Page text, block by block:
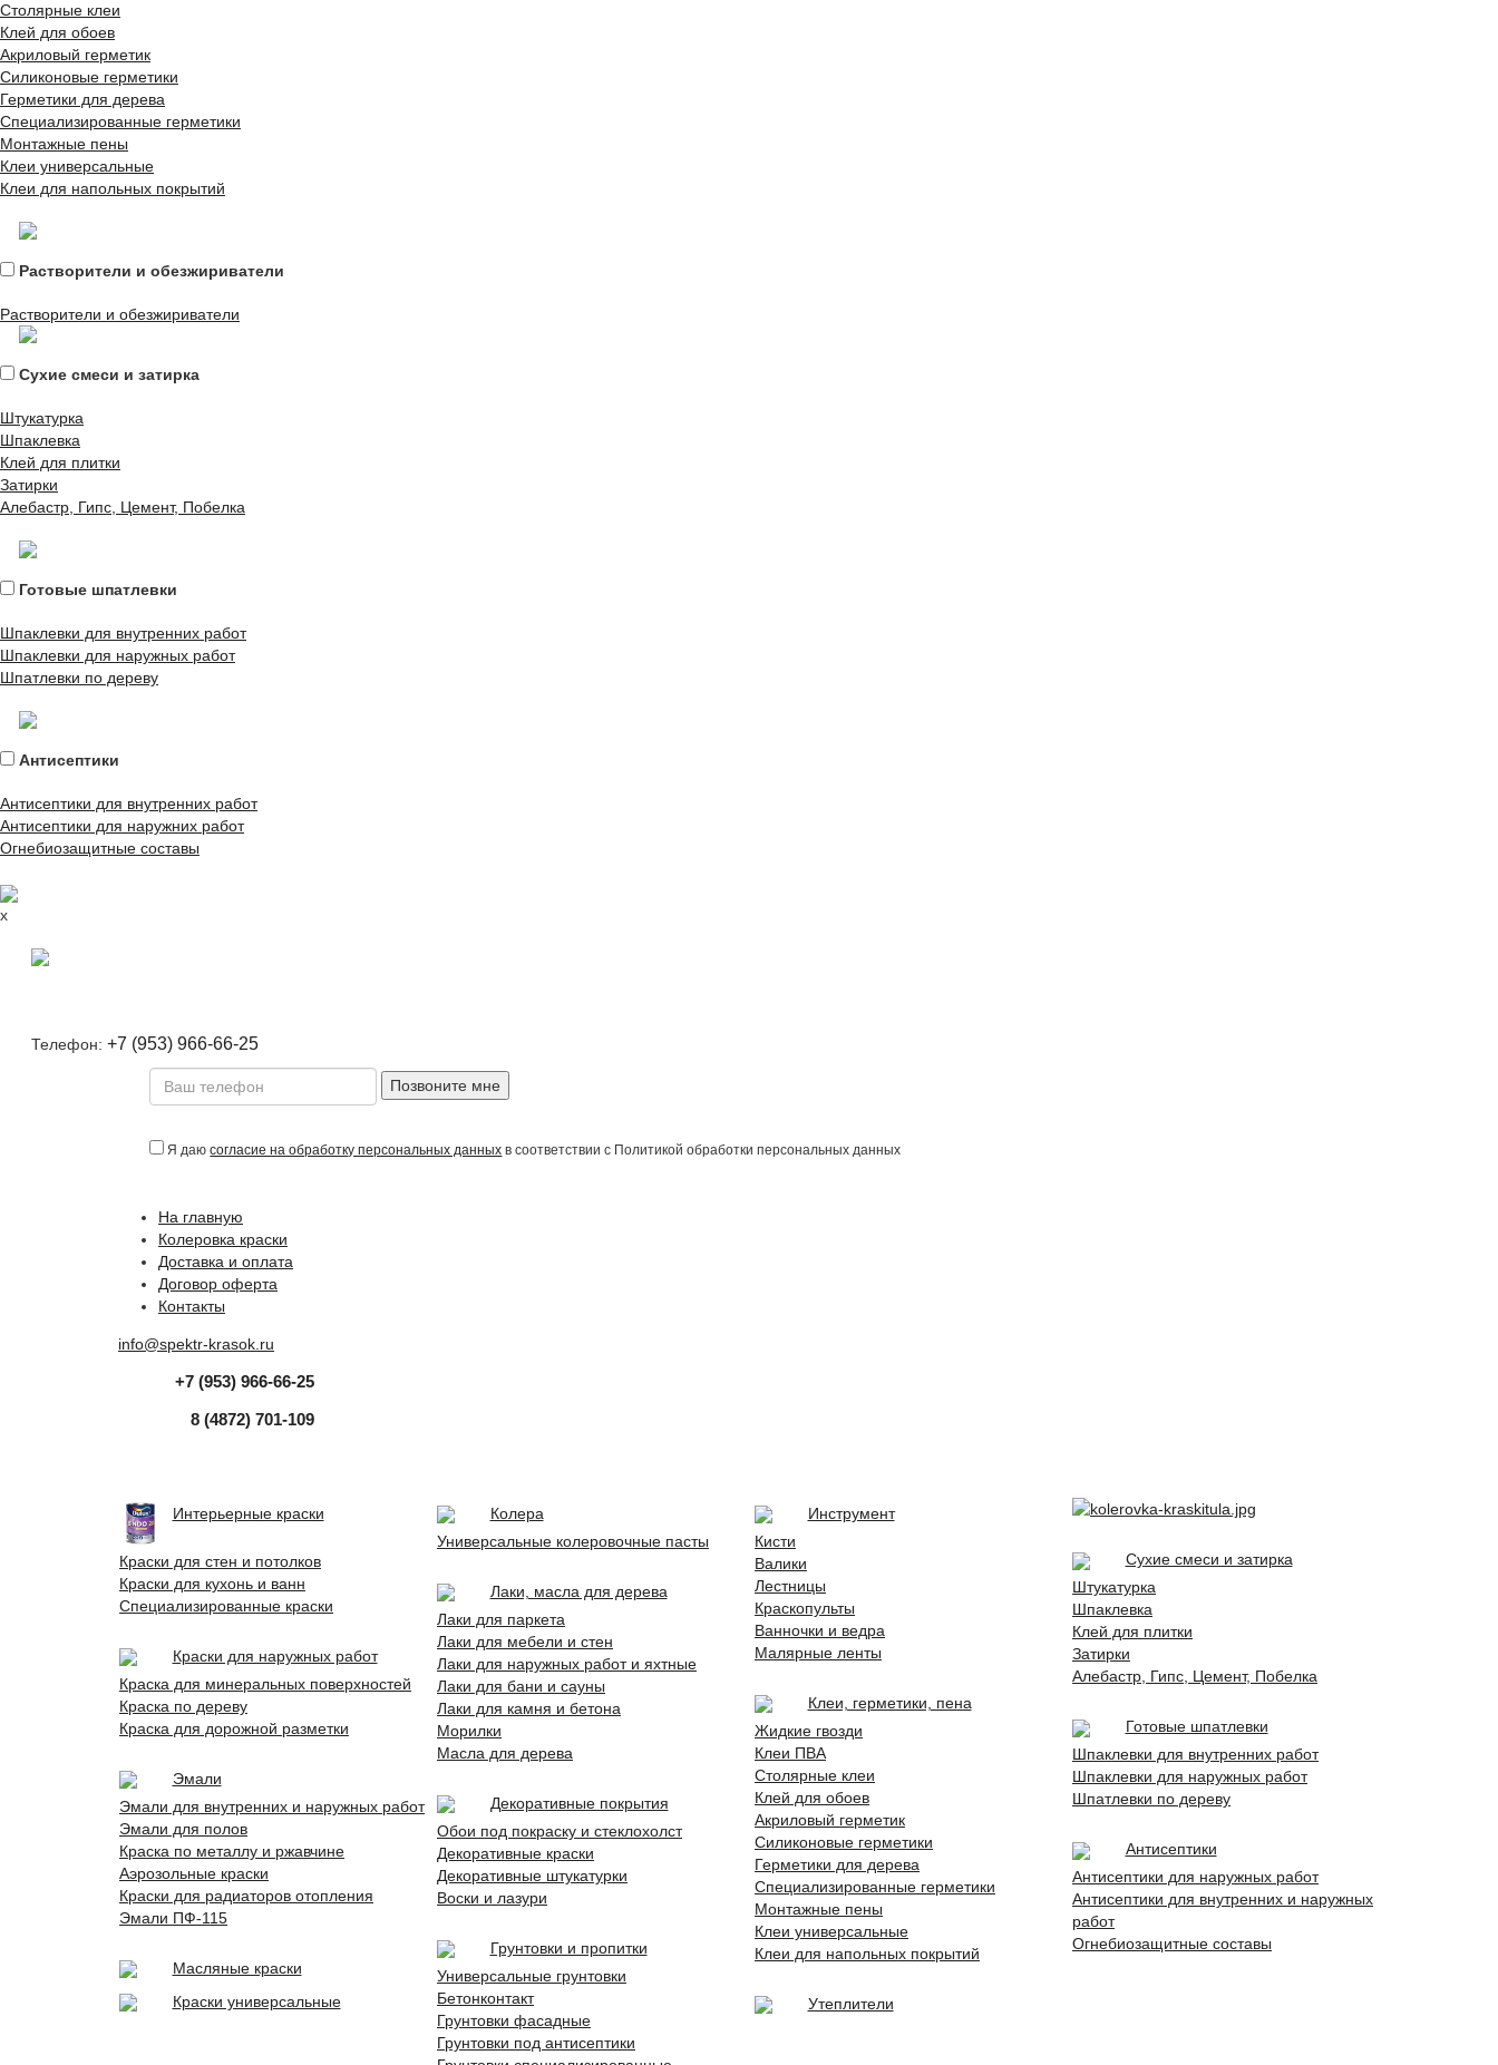
Столярные клеи
Клей для обоев
Акриловый герметик
Силиконовые герметики
Герметики для дерева
Специализированные герметики
Монтажные пены
Клеи универсальные
Клеи для напольных покрытий
Растворители и обезжириватели
Растворители и обезжириватели
Сухие смеси и затирка
Штукатурка
Шпаклевка
Клей для плитки
Затирки
Алебастр, Гипс, Цемент, Побелка
Готовые шпатлевки
Шпаклевки для внутренних работ
Шпаклевки для наружных работ
Шпатлевки по дереву
Антисептики
Антисептики для внутренних работ
Антисептики для наружних работ
Огнебиозащитные составы
x
Телефон: +7 (953) 966-66-25
Позвоните мне
Я даюсогласие на обработку персональных данных в соответствии с Политикой обработки персональных данных
На главную
Колеровка краски
Доставка и оплата
Договор оферта
Контакты
info@spektr-krasok.ru
+7 (953) 966-66-25
8 (4872) 701-109
Интерьерные краски
Краски для стен и потолков
Краски для кухонь и ванн
Специализированные краски
Краски для наружных работ
Краска для минеральных поверхностей
Краска по дереву
Краска для дорожной разметки
Эмали
Эмали для внутренних и наружных работ
Эмали для полов
Краска по металлу и ржавчине
Аэрозольные краски
Краски для радиаторов отопления
Эмали ПФ-115
Масляные краски
Краски универсальные
Колера
Универсальные колеровочные пасты
Лаки, масла для дерева
Лаки для паркета
Лаки для мебели и стен
Лаки для наружных работ и яхтные
Лаки для бани и сауны
Лаки для камня и бетона
Морилки
Масла для дерева
Декоративные покрытия
Обои под покраску и стеклохолст
Декоративные краски
Декоративные штукатурки
Воски и лазури
Грунтовки и пропитки
Универсальные грунтовки
Бетонконтакт
Грунтовки фасадные
Грунтовки под антисептики
Инструмент
Кисти
Валики
Лестницы
Краскопульты
Ванночки и ведра
Малярные ленты
Клеи, герметики, пена
Жидкие гвозди
Клеи ПВА
Столярные клеи
Клей для обоев
Акриловый герметик
Силиконовые герметики
Герметики для дерева
Специализированные герметики
Монтажные пены
Клеи универсальные
Клеи для напольных покрытий
Утеплители
Сухие смеси и затирка
Штукатурка
Шпаклевка
Клей для плитки
Затирки
Алебастр, Гипс, Цемент, Побелка
Готовые шпатлевки
Шпаклевки для внутренних работ
Шпаклевки для наружных работ
Шпатлевки по дереву
Антисептики
Антисептики для наружных работ
Антисептики для внутренних и наружных
работ
Огнебиозащитные составы